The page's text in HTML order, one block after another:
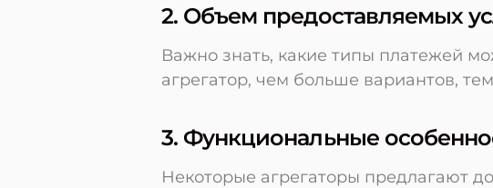
2. Объем предоставляемых
Важно знать, какие типы платежей
агрегатор, чем больше вариантов,
3. Функциональные
Некоторые агрегаторы предлагают